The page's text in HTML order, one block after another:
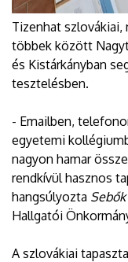
Tizenhat szlovákiai,
többek között
és Kistárkányban
tesztelésben.
- Emailben,
egyetemi
nagyon hamar
rendkívül hasznos
hangsúlyozta
Hallgatói
A szlovákiai